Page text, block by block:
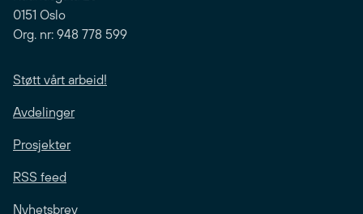
0151 Oslo
Org. nr: 948 778 599
Støtt vårt arbeid!
Avdelinger
Prosjekter
RSS feed
Nyhetsbrev